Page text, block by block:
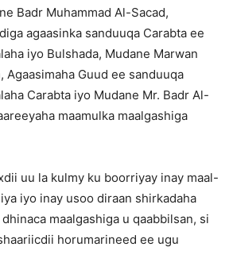
Badr Muhammad Al-Sacad,
agaasinka sanduuqa Carabta ee
iyo Bulshada, Mudane Marwan
Agaasimaha Guud ee sanduuqa
Carabta iyo Mudane Mr. Badr Al-
maamulka maalgashiga
uu la kulmy ku boorriyay inay maal-
iyo inay usoo diraan shirkadaha
maalgashiga u qaabbilsan, si
horumarineed ee ugu